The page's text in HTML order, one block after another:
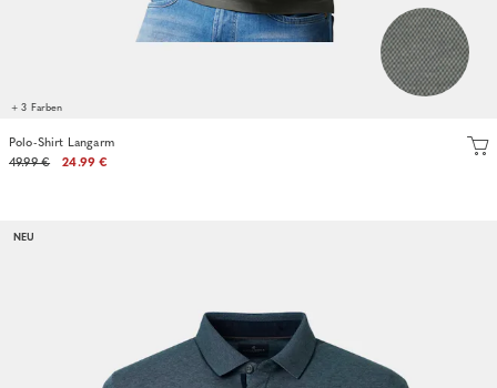
+ 3 Farben
Polo-Shirt Langarm
49.99 €
24.99 €
NEU